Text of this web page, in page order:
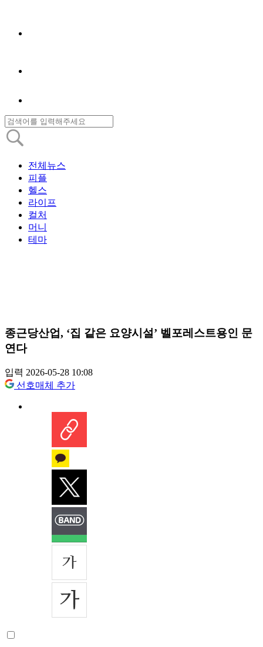
전체뉴스
피플
헬스
라이프
컬처
머니
테마
종근당산업, ‘집 같은 요양시설’ 벨포레스트용인 문
연다
입력 2026-05-28 10:08
선호매체 추가